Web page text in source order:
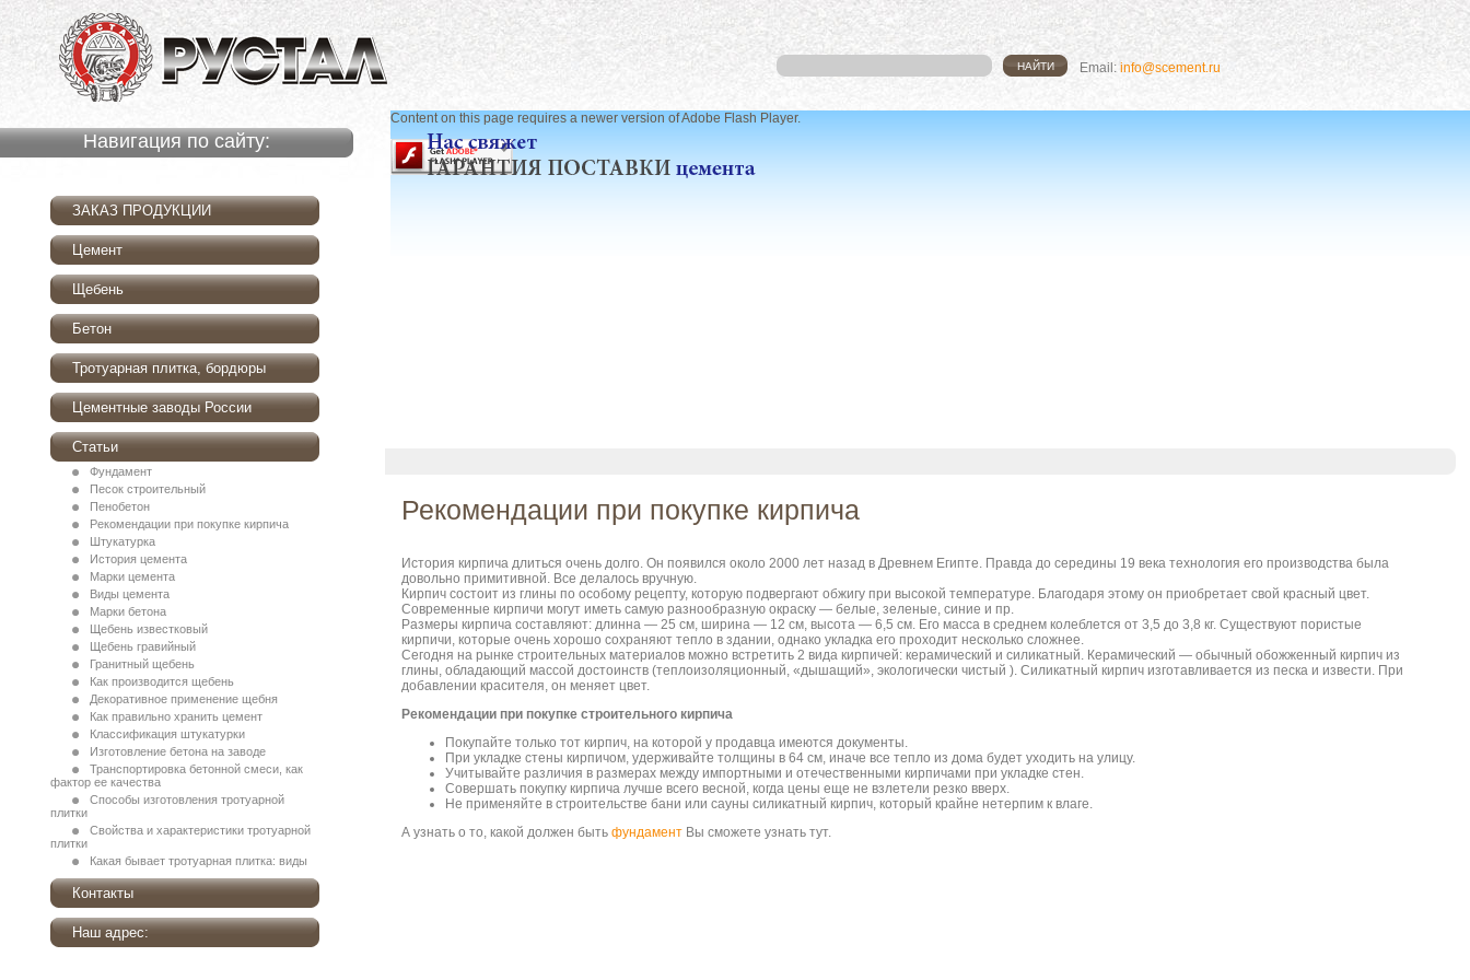
Навигация по сайту:
ЗАКАЗ ПРОДУКЦИИ
Цемент
Щебень
Бетон
Тротуарная плитка, бордюры
Цементные заводы России
Статьи
Фундамент
Песок строительный
Пенобетон
Рекомендации при покупке кирпича
Штукатурка
История цемента
Марки цемента
Виды цемента
Марки бетона
Щебень известковый
Щебень гравийный
Гранитный щебень
Как производится щебень
Декоративное применение щебня
Как правильно хранить цемент
Классификация штукатурки
Изготовление бетона на заводе
Транспортировка бетонной смеси, как
фактор ее качества
Способы изготовления тротуарной
плитки
Свойства и характеристики тротуарной
плитки
Какая бывает тротуарная плитка: виды
Контакты
Наш адрес:
Email: info@scement.ru
Content on this page requires a newer version of Adobe Flash Player.
Рекомендации при покупке кирпича
История кирпича длиться очень долго. Он появился около 2000 лет назад в Древнем Египте. Правда до середины 19 века технология его производства была
довольно примитивной. Все делалось вручную.
Кирпич состоит из глины по особому рецепту, которую подвергают обжигу при высокой температуре. Благодаря этому он приобретает свой красный цвет.
Современные кирпичи могут иметь самую разнообразную окраску — белые, зеленые, синие и пр.
Размеры кирпича составляют: длинна — 25 см, ширина — 12 см, высота — 6,5 см. Его масса в среднем колеблется от 3,5 до 3,8 кг. Существуют пористые
кирпичи, которые очень хорошо сохраняют тепло в здании, однако укладка его проходит несколько сложнее.
Сегодня на рынке строительных материалов можно встретить 2 вида кирпичей: керамический и силикатный. Керамический — обычный обожженный кирпич из
глины, обладающий массой достоинств (теплоизоляционный, «дышащий», экологически чистый ). Силикатный кирпич изготавливается из песка и извести. При
добавлении красителя, он меняет цвет.
Рекомендации при покупке строительного кирпича
Покупайте только тот кирпич, на которой у продавца имеются документы.
При укладке стены кирпичом, удерживайте толщины в 64 см, иначе все тепло из дома будет уходить на улицу.
Учитывайте различия в размерах между импортными и отечественными кирпичами при укладке стен.
Совершать покупку кирпича лучше всего весной, когда цены еще не взлетели резко вверх.
Не применяйте в строительстве бани или сауны силикатный кирпич, который крайне нетерпим к влаге.
А узнать о то, какой должен быть фундамент Вы сможете узнать тут.